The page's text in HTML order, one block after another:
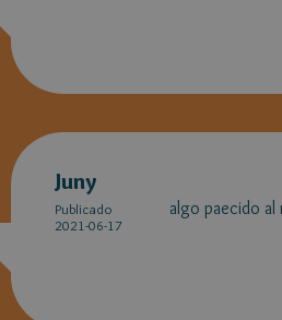
Juny
Publicado
2021-06-17
algo paecido al